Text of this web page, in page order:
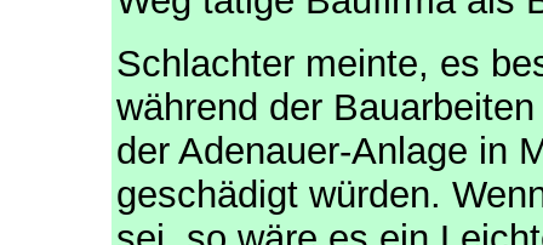
Schlachter meinte, es
während der
der Adenauer-Anlage in
geschädigt würden.